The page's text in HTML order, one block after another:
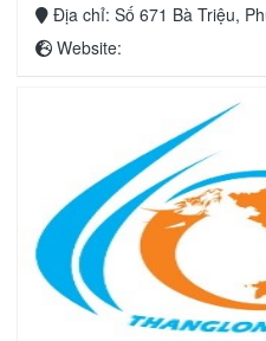
Địa chỉ: Số 671 Bà Triệu,
Website: